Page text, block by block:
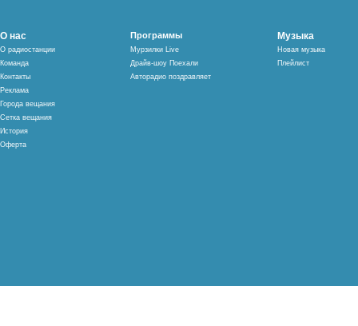
О нас
О радиостанции
Команда
Контакты
Реклама
Города вещания
Сетка вещания
История
Оферта
Программы
Мурзилки Live
Драйв-шоу Поехали
Авторадио поздравляет
Музыка
Новая музыка
Плейлист